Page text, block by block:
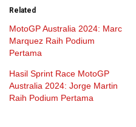
Related
MotoGP Australia 2024: Marc
Marquez Raih Podium
Pertama
Hasil Sprint Race MotoGP
Australia 2024: Jorge Martin
Raih Podium Pertama